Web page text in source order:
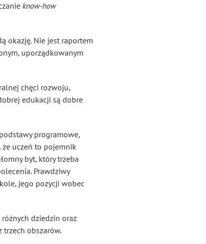
know-how
okazję. Nie jest raportem
uporządkowanym
chęci rozwoju,
edukacji są dobre
programowe,
uczeń to pojemnik
byt, który trzeba
Prawdziwy
jego pozycji wobec
dziedzin oraz
trzech obszarów.